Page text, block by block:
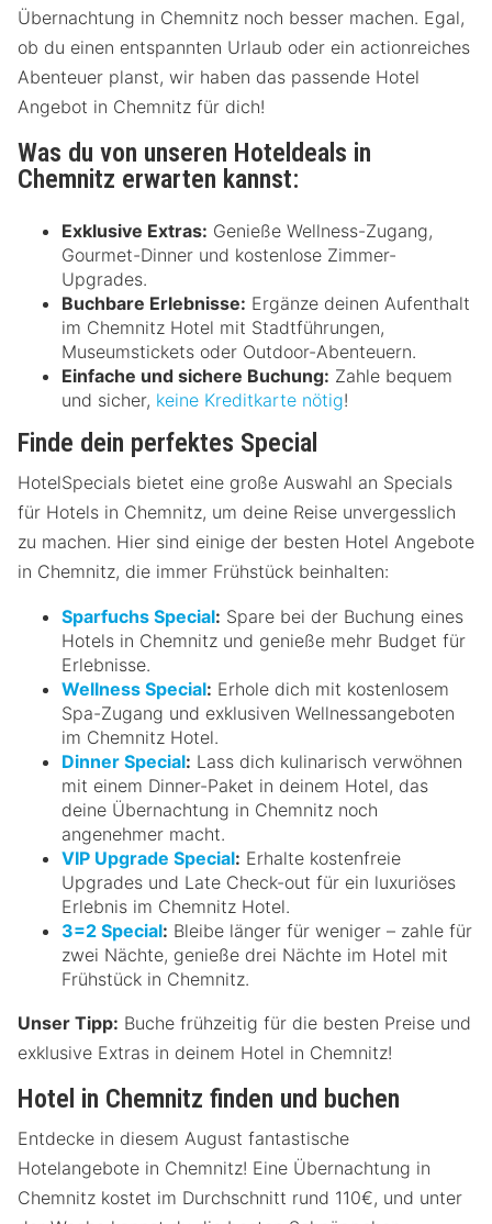
Übernachtung in Chemnitz noch besser machen. Egal,
ob du einen entspannten Urlaub oder ein actionreiches
Abenteuer planst, wir haben das passende Hotel
Angebot in Chemnitz für dich!
Was du von unseren Hoteldeals in
Chemnitz erwarten kannst:
Exklusive Extras: Genieße Wellness-Zugang,
Gourmet-Dinner und kostenlose Zimmer-
Upgrades.
Buchbare Erlebnisse: Ergänze deinen Aufenthalt
im Chemnitz Hotel mit Stadtführungen,
Museumstickets oder Outdoor-Abenteuern.
Einfache und sichere Buchung: Zahle bequem
und sicher, keine Kreditkarte nötig!
Finde dein perfektes Special
HotelSpecials bietet eine große Auswahl an Specials
für Hotels in Chemnitz, um deine Reise unvergesslich
zu machen. Hier sind einige der besten Hotel Angebote
in Chemnitz, die immer Frühstück beinhalten:
Sparfuchs Special: Spare bei der Buchung eines
Hotels in Chemnitz und genieße mehr Budget für
Erlebnisse.
Wellness Special: Erhole dich mit kostenlosem
Spa-Zugang und exklusiven Wellnessangeboten
im Chemnitz Hotel.
Dinner Special: Lass dich kulinarisch verwöhnen
mit einem Dinner-Paket in deinem Hotel, das
deine Übernachtung in Chemnitz noch
angenehmer macht.
VIP Upgrade Special: Erhalte kostenfreie
Upgrades und Late Check-out für ein luxuriöses
Erlebnis im Chemnitz Hotel.
3=2 Special: Bleibe länger für weniger – zahle für
zwei Nächte, genieße drei Nächte im Hotel mit
Frühstück in Chemnitz.
Unser Tipp: Buche frühzeitig für die besten Preise und
exklusive Extras in deinem Hotel in Chemnitz!
Hotel in Chemnitz finden und buchen
Entdecke in diesem August fantastische
Hotelangebote in Chemnitz! Eine Übernachtung in
Chemnitz kostet im Durchschnitt rund 110€, und unter